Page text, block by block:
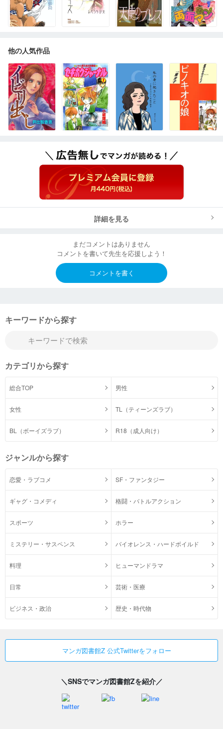
他の人気作品
詳細を見る
まだコメントはありません
コメントを書いて先生を応援しよう！
コメントを書く
キーワードから探す
カテゴリから探す
総合TOP 男性
女性 TL（ティーンズラブ）
BL（ボーイズラブ） R18（成人向け）
ジャンルから探す
恋愛・ラブコメ SF・ファンタジー
ギャグ・コメディ 格闘・バトルアクション
スポーツ ホラー
ミステリー・サスペンス バイオレンス・ハードボイルド
料理 ヒューマンドラマ
日常 芸術・医療
ビジネス・政治 歴史・時代物
マンガ図書館Z 公式Twitterをフォロー
＼SNSでマンガ図書館Zを紹介／